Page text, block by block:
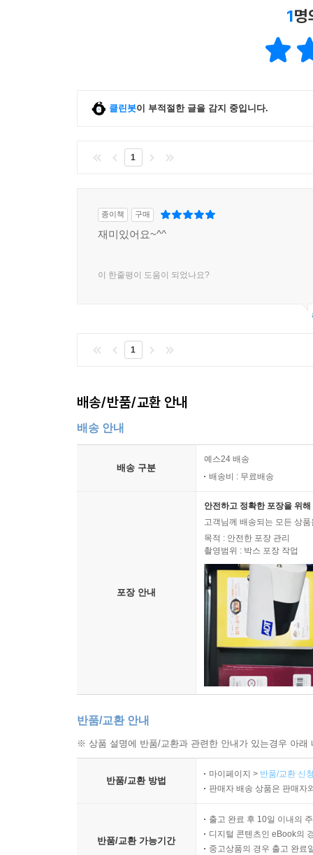
1명
클린봇이 부적절한 글을 감지 중입니다.
1
종이책 구매
재미있어요~^^
이 한줄평이 도움이 되었나요?
1
배송/반품/교환 안내
배송 안내
배송 구분
예스24 배송
배송비 : 무료배송
포장 안내
안전하고 정확한 포장을 위
고객님께 배송되는 모든 상
목적 : 안전한 포장 관리
촬영범위 : 박스 포장 작업
반품/교환 안내
※ 상품 설명에 반품/교환과 관련한 안내가 있는경우 아
반품/교환 방법
마이페이지 > 반품/교환 신
판매자 배송 상품은 판매자
반품/교환 가능기간
출고 완료 후 10일 이내의
디지털 콘텐츠인 eBook의
중고상품의 경우 출고 완료